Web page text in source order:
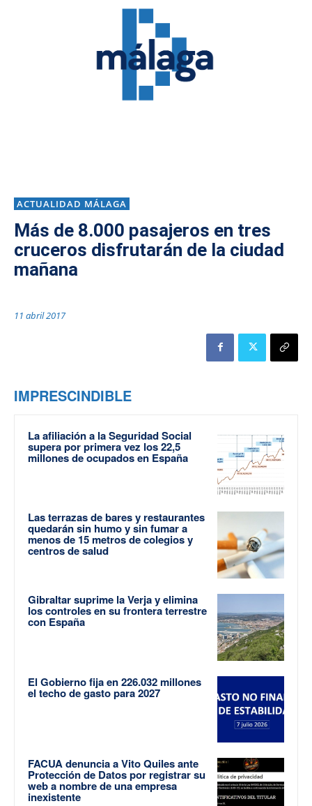
ACTUALIDAD MÁLAGA
Más de 8.000 pasajeros en tres
cruceros disfrutarán de la ciudad
mañana
11 abril 2017
IMPRESCINDIBLE
La afiliación a la Seguridad Social
supera por primera vez los 22,5
millones de ocupados en España
Las terrazas de bares y restaurantes
quedarán sin humo y sin fumar a
menos de 15 metros de colegios y
centros de salud
Gibraltar suprime la Verja y elimina
los controles en su frontera terrestre
con España
El Gobierno fija en 226.032 millones
el techo de gasto para 2027
FACUA denuncia a Vito Quiles ante
Protección de Datos por registrar su
web a nombre de una empresa
inexistente